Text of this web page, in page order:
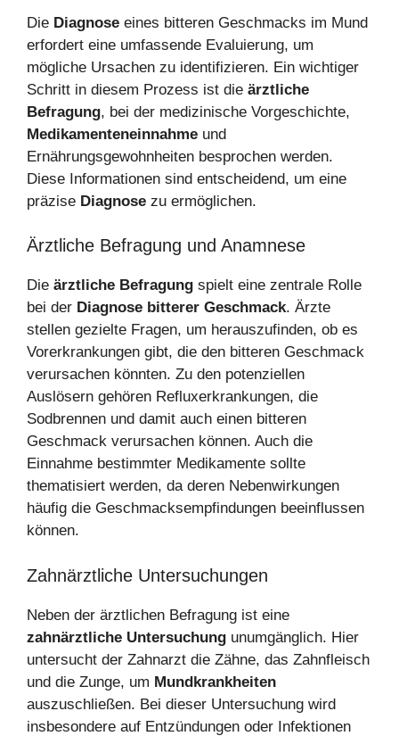
Die Diagnose eines bitteren Geschmacks im Mund
erfordert eine umfassende Evaluierung, um
mögliche Ursachen zu identifizieren. Ein wichtiger
Schritt in diesem Prozess ist die ärztliche
Befragung, bei der medizinische Vorgeschichte,
Medikamenteneinnahme und
Ernährungsgewohnheiten besprochen werden.
Diese Informationen sind entscheidend, um eine
präzise Diagnose zu ermöglichen.
Ärztliche Befragung und Anamnese
Die ärztliche Befragung spielt eine zentrale Rolle
bei der Diagnose bitterer Geschmack. Ärzte
stellen gezielte Fragen, um herauszufinden, ob es
Vorerkrankungen gibt, die den bitteren Geschmack
verursachen könnten. Zu den potenziellen
Auslösern gehören Refluxerkrankungen, die
Sodbrennen und damit auch einen bitteren
Geschmack verursachen können. Auch die
Einnahme bestimmter Medikamente sollte
thematisiert werden, da deren Nebenwirkungen
häufig die Geschmacksempfindungen beeinflussen
können.
Zahnärztliche Untersuchungen
Neben der ärztlichen Befragung ist eine
zahnärztliche Untersuchung unumgänglich. Hier
untersucht der Zahnarzt die Zähne, das Zahnfleisch
und die Zunge, um Mundkrankheiten
auszuschließen. Bei dieser Untersuchung wird
insbesondere auf Entzündungen oder Infektionen